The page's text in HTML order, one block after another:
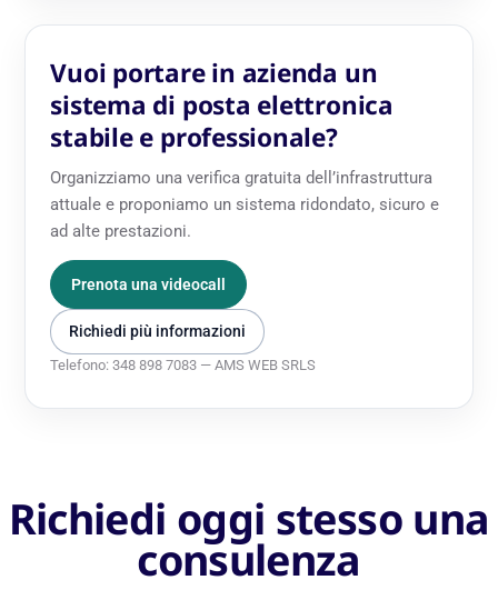
Vuoi portare in azienda un
sistema di posta elettronica
stabile e professionale?
Organizziamo una verifica gratuita dell’infrastruttura
attuale e proponiamo un sistema ridondato, sicuro e
ad alte prestazioni.
Prenota una videocall
Richiedi più informazioni
Telefono: 348 898 7083 — AMS WEB SRLS
Richiedi oggi stesso una
consulenza